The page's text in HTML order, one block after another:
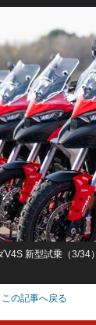
新型試乗（3/34）
この記事へ戻る